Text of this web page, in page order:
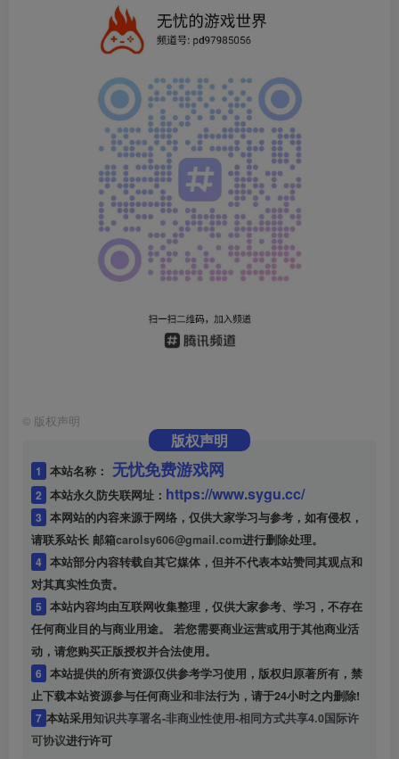
© 版权声明
版权声明
1 本站名称： 无忧免费游戏网
2 本站永久防失联网址： https://www.sygu.cc/
3 本网站的内容来源于网络，仅供大家学习与参考，如有侵权，
请联系站长 邮箱carolsy606@gmail.com进行删除处理。
4 本站部分内容转载自其它媒体，但并不代表本站赞同其观点和
对其真实性负责。
5
任何商业目的与商业用途。 若您需要商业运营或用于其他商业活
动，请您购买正版授权并合法使用。
6 本站提供的所有资源仅供参考学习使用，版权归原著所有，禁
止下载本站资源参与任何商业和非法行为，请于24小时之内删除!
7 本站采用知识共享署名-非商业性使用-相同方式共享4.0国际许
可协议进行许可